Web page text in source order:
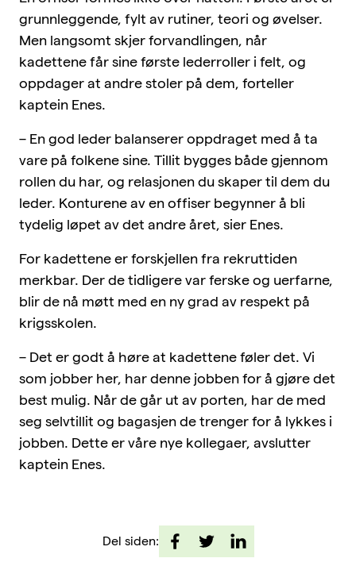
grunnleggende, fylt av rutiner, teori og øvelser.
Men langsomt skjer forvandlingen, når
kadettene får sine første lederroller i felt, og
oppdager at andre stoler på dem, forteller
kaptein Enes.
– En god leder balanserer oppdraget med å ta
vare på folkene sine. Tillit bygges både gjennom
rollen du har, og relasjonen du skaper til dem du
leder. Konturene av en offiser begynner å bli
tydelig løpet av det andre året, sier Enes.
For kadettene er forskjellen fra rekruttiden
merkbar. Der de tidligere var ferske og uerfarne,
blir de nå møtt med en ny grad av respekt på
krigsskolen.
– Det er godt å høre at kadettene føler det. Vi
som jobber her, har denne jobben for å gjøre det
best mulig. Når de går ut av porten, har de med
seg selvtillit og bagasjen de trenger for å lykkes i
jobben. Dette er våre nye kollegaer, avslutter
kaptein Enes.
Del siden: